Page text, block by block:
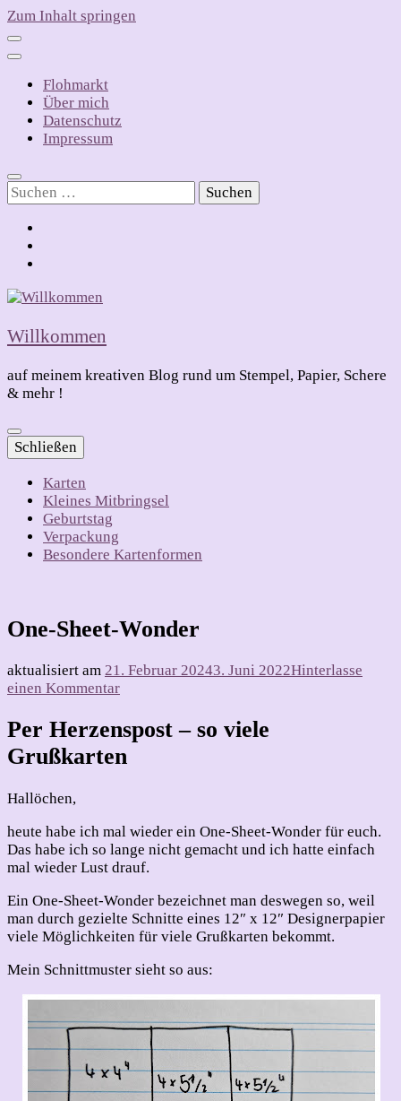
Zum Inhalt springen
Flohmarkt
Über mich
Datenschutz
Impressum
Suchen
nach:
Willkommen
auf meinem kreativen Blog rund um Stempel, Papier, Schere
& mehr !
Schließen
Karten
Kleines Mitbringsel
Geburtstag
Verpackung
Besondere Kartenformen
One-Sheet-Wonder
aktualisiert am 21. Februar 20243. Juni 2022Hinterlasse
einen Kommentarzu
Sheet-
Wonder
Per Herzenspost – so viele
Grußkarten
Hallöchen,
heute habe ich mal wieder ein One-Sheet-Wonder für euch.
Das habe ich so lange nicht gemacht und ich hatte einfach
mal wieder Lust drauf.
Ein One-Sheet-Wonder bezeichnet man deswegen so, weil
man durch gezielte Schnitte eines 12″ x 12″ Designerpapier
viele Möglichkeiten für viele Grußkarten bekommt.
Mein Schnittmuster sieht so aus: